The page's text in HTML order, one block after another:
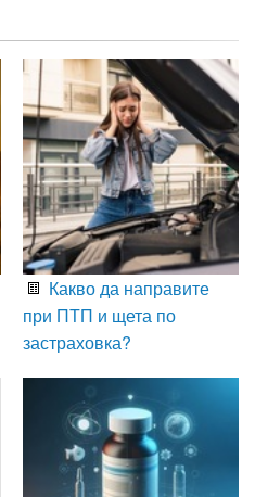
Какво да направите
при ПТП и щета по
застраховка?